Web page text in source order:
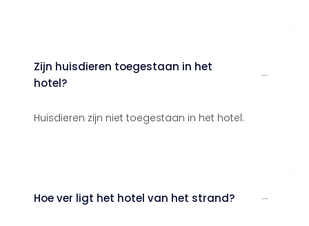
Zijn huisdieren toegestaan in het
hotel?
Huisdieren zijn niet toegestaan in het hotel.
Hoe ver ligt het hotel van het strand?